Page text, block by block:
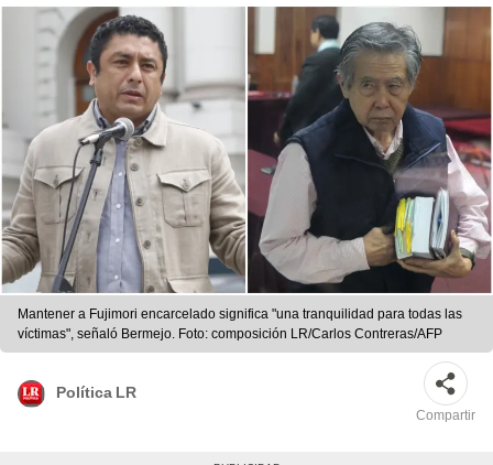
Mantener a Fujimori encarcelado significa "una tranquilidad para todas las
víctimas", señaló Bermejo. Foto: composición LR/Carlos Contreras/AFP
Política LR
Compartir